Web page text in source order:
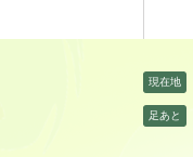
て
現在地
足あと